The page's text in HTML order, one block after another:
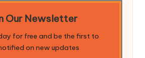
Our Newsletter
for free and be the first to
on new updates